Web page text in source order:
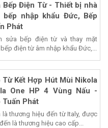
Bếp Điện Từ - Thiết bị nhà
bếp nhập khẩu Đức, Bếp
Phát
sửa bếp điện từ và thay mặt
bếp điện từ âm nhập khẩu Đức,...
Từ Kết Hợp Hút Mùi Nikola
One HP 4 Vùng Nấu -
Tuấn Phát
là thương hiệu đến từ Italy, được
là thương hiệu cao cấp...